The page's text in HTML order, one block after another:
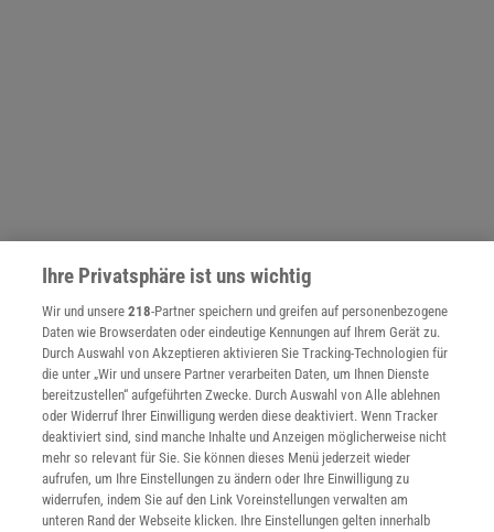
NACH OBEN
Für Sie im Spektrum-Shop und am Kiosk:
Ihre Privatsphäre ist uns wichtig
Wir und unsere218-Partner speichern und greifen auf personenbezogene
Daten wie Browserdaten oder eindeutige Kennungen auf Ihrem Gerät zu.
Durch Auswahl von Akzeptieren aktivieren Sie Tracking-Technologien für
die unter „Wir und unsere Partner verarbeiten Daten, um Ihnen Dienste
bereitzustellen“ aufgeführten Zwecke. Durch Auswahl von Alle ablehnen
oder Widerruf Ihrer Einwilligung werden diese deaktiviert. Wenn Tracker
deaktiviert sind, sind manche Inhalte und Anzeigen möglicherweise nicht
mehr so relevant für Sie. Sie können dieses Menü jederzeit wieder
aufrufen, um Ihre Einstellungen zu ändern oder Ihre Einwilligung zu
widerrufen, indem Sie auf den Link Voreinstellungen verwalten am
unteren Rand der Webseite klicken. Ihre Einstellungen gelten innerhalb